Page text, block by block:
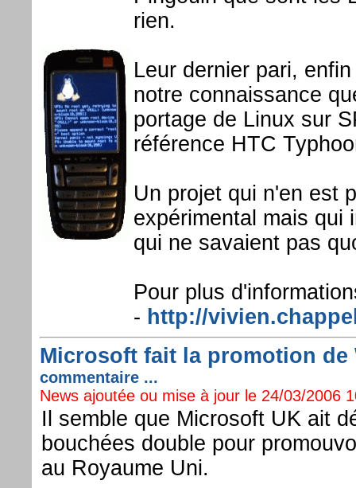
rien.
Leur dernier pari,
notre connaissance
portage de Linux sur
référence HTC
Un projet qui n'en est
expérimental mais qui
qui ne savaient pas
Pour plus
- http://
Microsoft fait la promotion de
commentaire ...
News ajoutée ou mise à jour le 24/03/2006
Il semble que Microsoft UK ait
bouchées double pour
au Royaume Uni.